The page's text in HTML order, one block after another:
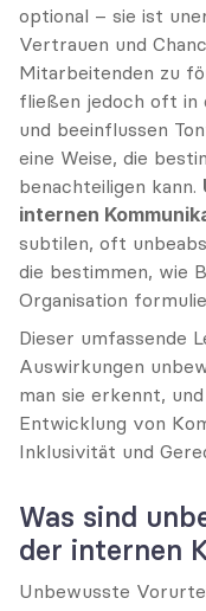
optional – sie ist
Vertrauen und
Mitarbeitenden zu
fließen jedoch oft in
und beeinflussen
eine Weise, die
benachteiligen kann.
internen
subtilen, oft
die bestimmen, wie
Organisation
Dieser umfassende
Auswirkungen
man sie erkennt,
Entwicklung von
Inklusivität und
Was sind
der internen
Unbewusste